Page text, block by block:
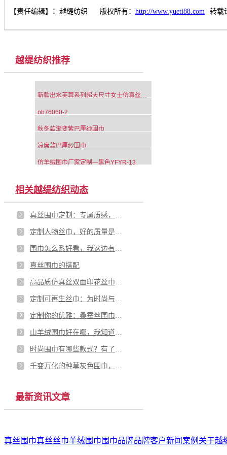
【责任编辑】： 越缇纺织 版权所有： http://www.yueti88.com 转载
越缇纺织推荐
新款出水芙蓉系列超大尺寸女士仿真丝围巾黄色
pb76060-2
秋冬款渐变紫巴厘纱围巾
凉席款巴厘纱围巾
仿羊绒围巾厂家定制—黑色YFYR-13
相关越缇纺织动态
真丝围巾定制：专属质感，演绎独特风雅
定制人物丝巾，好的质量是什么定制的——越缇美
围巾怎么系好看，我这边有三种方法——越缇美
真丝围巾的搭配
高品质仿真丝双面印花丝巾厂家，提升你的时尚品位！——越缇美
定制可再生丝巾：为时尚与环保注入新活力-越缇美
定制你的优雅：桑蚕丝围巾的奢华之选——越缇美
山羊绒围巾好在哪，我知道这几点——越缇美
时尚围巾有哪些款式？有了这几款你气场全开！——越缇美。
千变万化的种草灰色围巾，让你在围巾厂家批发中沉迷【越缇美】
最新资讯文章
真丝围巾真丝丝巾羊绒围巾 围巾品牌品牌客户新闻案例 关于越